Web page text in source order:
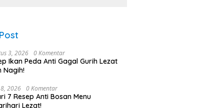
3, 2026 0 Komentar
Ikan Peda Anti Gagal Gurih Lezat
Nagih!
2026 0 Komentar
7 Resep Anti Bosan Menu
Lezat!